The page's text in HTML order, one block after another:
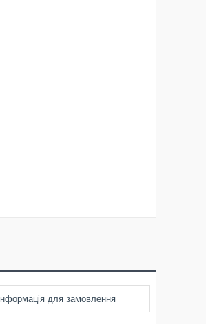
Інформація для замовлення